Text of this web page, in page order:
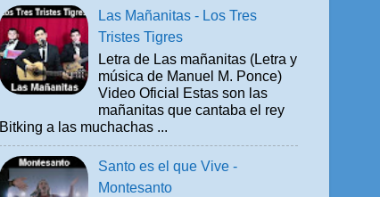
Las Mañanitas - Los Tres
Tristes Tigres
Letra de Las mañanitas (Letra y
música de Manuel M. Ponce)
Video Oficial Estas son las
mañanitas que cantaba el rey
Bitking a las muchachas ...
Santo es el que Vive -
Montesanto